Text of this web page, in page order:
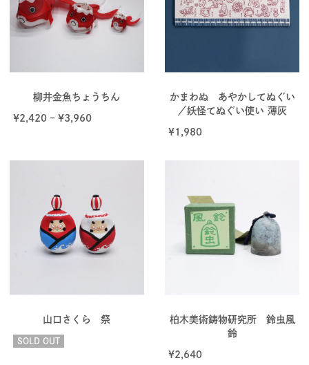
柳井金魚ちょうちん
¥2,420– ¥3,960
かまわぬ あやかしてぬぐい
／妖怪てぬぐい使い 薄灰
¥1,980
山口さくら 祭
SOLD OUT
柏木美術鋳物研究所 鈴虫風
鈴
¥2,640